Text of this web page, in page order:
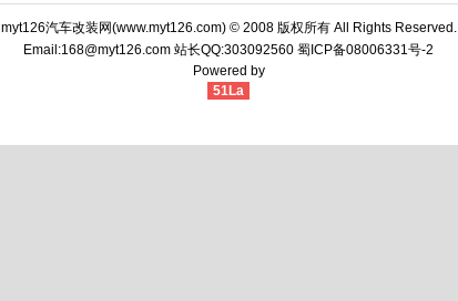
myt126汽车改装网(www.myt126.com) © 2008 版权所有 All Rights Reserved.
Email:168@myt126.com 站长QQ:303092560 蜀ICP备08006331号-2
Powered by
51La